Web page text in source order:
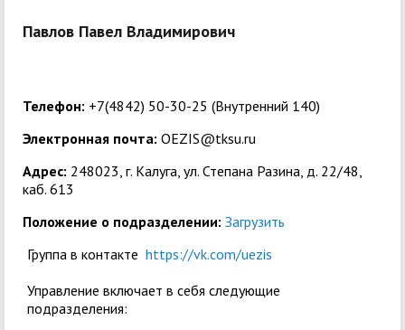
Павлов Павел Владимирович
Телефон: +7(4842) 50-30-25 (Внутренний 140)
Электронная почта: OEZIS@tksu.ru
Адрес: 248023, г. Калуга, ул. Степана Разина, д. 22/48,
каб. 613
Положение о подразделении: Загрузить
Группа в контакте https://vk.com/uezis
Управление включает в себя следующие
подразделения: